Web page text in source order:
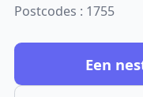
Postcodes : 1755
Een